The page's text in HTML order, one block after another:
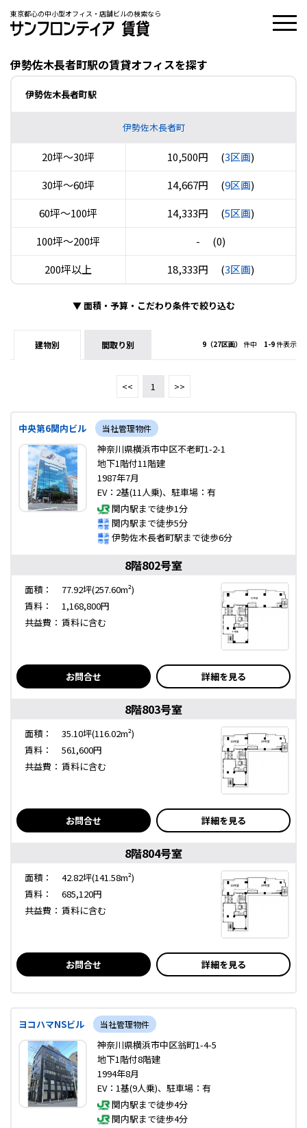
東京都心の中小型オフィス・店舗ビルの検索なら
伊勢佐木長者町駅の賃貸オフィスを探す
伊勢佐木長者町駅
伊勢佐木長者町
20坪〜30坪 10,500円 (3区画)
30坪〜60坪
14,667円 (9区画)
60坪〜100坪
14,333円 (5区画)
100坪〜200坪
-
(0)
200坪以上
18,333円 (3区画)
▼面積・予算・こだわり条件で絞り込む
建物別 間取り別 9（27区画） 件中 1-9件表示
<< 1 >>
中央第6関内ビル 当社管理物件
神奈川県横浜市中区不老町1-2-1
地下1階付11階建
1987年7月
EV：2基(11人乗)、駐車場：有
関内駅まで徒歩1分
関内駅まで徒歩5分
伊勢佐木長者町駅まで徒歩6分
8階802号室
面積：
77.92坪(257.60m²)
賃料：
1,168,800円
共益費： 賃料に含む
お問合せ 詳細を見る
8階803号室
面積：
35.10坪(116.02m²)
賃料：
561,600円
共益費： 賃料に含む
お問合せ 詳細を見る
8階804号室
面積：
42.82坪(141.58m²)
賃料：
685,120円
共益費： 賃料に含む
お問合せ 詳細を見る
ヨコハマNSビル 当社管理物件
神奈川県横浜市中区翁町1-4-5
地下1階付8階建
1994年8月
EV：1基(9人乗)、駐車場：有
関内駅まで徒歩4分
関内駅まで徒歩4分